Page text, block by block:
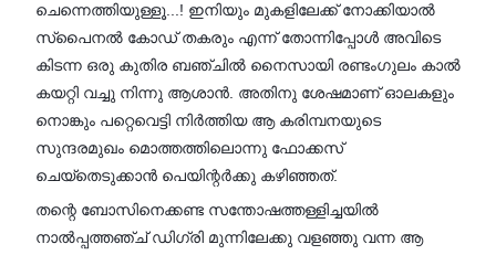
ചെന്നെത്തിയുള്ളൂ...! ഇനിയും മുകളിലേക്ക് നോക്കിയാൽ
സ്പൈനൽ കോഡ് തകരും എന്ന് തോന്നിപ്പോൾ അവിടെ
കിടന്ന ഒരു കുതിര ബഞ്ചിൽ നൈസായി രണ്ടംഗുലം കാൽ
കയറ്റി വച്ചു നിന്നു ആശാൻ. അതിനു ശേഷമാണ് ഓലകളും
നൊങ്കും പറ്റെവെട്ടി നിർത്തിയ ആ കരിമ്പനയുടെ
സുന്ദരമുഖം മൊത്തത്തിലൊന്നു ഫോക്കസ്
ചെയ്തെടുക്കാൻ പെയിന്റർക്കു കഴിഞ്ഞത്.
തന്റെ ബോസിനെക്കണ്ട സന്തോഷത്തള്ളിച്ചയിൽ
നാൽപ്പത്തഞ്ച് ഡിഗ്രി മുന്നിലേക്കു വളഞ്ഞു വന്ന ആ